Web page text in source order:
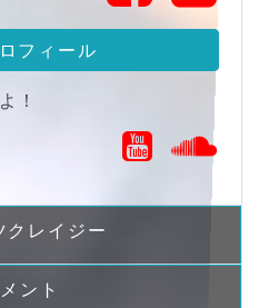
フィール
！
クレイジー
ント